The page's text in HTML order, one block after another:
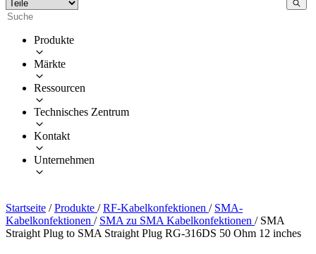
Produkte
Märkte
Ressourcen
Technisches Zentrum
Kontakt
Unternehmen
Startseite / Produkte / RF-Kabelkonfektionen / SMA-
Kabelkonfektionen / SMA zu SMA Kabelkonfektionen / SMA
Straight Plug to SMA Straight Plug RG-316DS 50 Ohm 12 inches